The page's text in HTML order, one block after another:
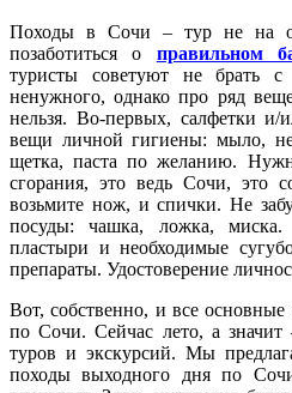
Походы в Сочи – тур не на
позаботиться о правильном
туристы советуют не брать
ненужного, однако про ряд
нельзя. Во-первых, салфетки и/
вещи личной гигиены: мыло,
щетка, паста по желанию.
сгорания, это ведь Сочи, это
возьмите нож, и спички. Не
посуды: чашка, ложка,
пластыри и необходимые
препараты. Удостоверение
Вот, собственно, и все основные
по Сочи. Сейчас лето, а значит
туров и экскурсий. Мы
походы выходного дня по